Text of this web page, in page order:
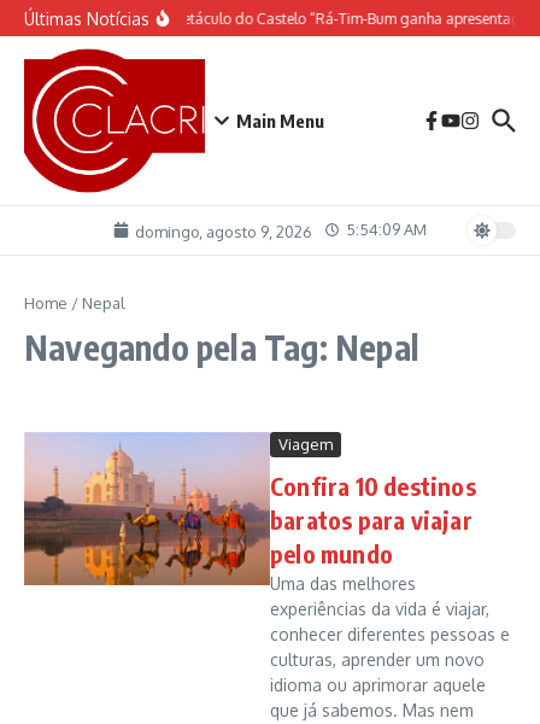
Ir para o conteúdo
Últimas NotíciasO espetáculo do Castelo “Rá-Tim-Bum ganha
Main Menu
domingo, agosto 9, 2026 5:54:09 AM
Home / Nepal
Navegando pela Tag: Nepal
Viagem
Confira 10 destinos
baratos para viajar
pelo mundo
Uma das melhores
experiências da vida é viajar,
conhecer diferentes pessoas e
culturas, aprender um novo
idioma ou aprimorar aquele
que já sabemos. Mas nem